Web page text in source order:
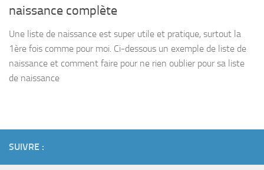
naissance complète
Une liste de naissance est super utile et pratique, surtout la
1ère fois comme pour moi. Ci-dessous un exemple de liste de
naissance et comment faire pour ne rien oublier pour sa liste
de naissance
SUIVRE :